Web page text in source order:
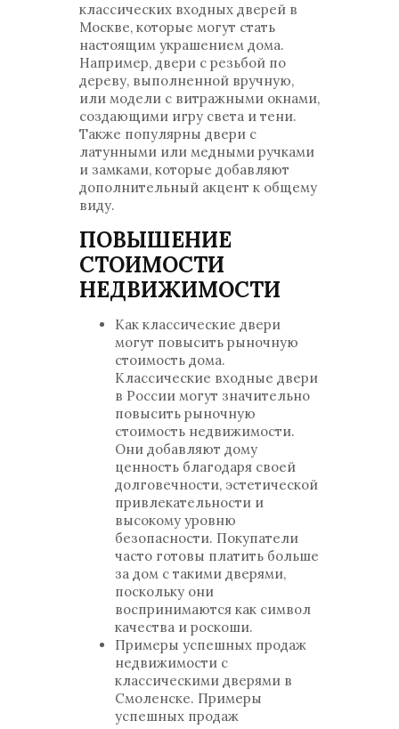
классических входных дверей в
Москве, которые могут стать
настоящим украшением дома.
Например, двери с резьбой по
дереву, выполненной вручную,
или модели с витражными окнами,
создающими игру света и тени.
Также популярны двери с
латунными или медными ручками
и замками, которые добавляют
дополнительный акцент к общему
виду.
ПОВЫШЕНИЕ
СТОИМОСТИ
НЕДВИЖИМОСТИ
Как классические двери
могут повысить рыночную
стоимость дома.
Классические входные двери
в России могут значительно
повысить рыночную
стоимость недвижимости.
Они добавляют дому
ценность благодаря своей
долговечности, эстетической
привлекательности и
высокому уровню
безопасности. Покупатели
часто готовы платить больше
за дом с такими дверями,
поскольку они
воспринимаются как символ
качества и роскоши.
Примеры успешных продаж
недвижимости с
классическими дверями в
Смоленске. Примеры
успешных продаж